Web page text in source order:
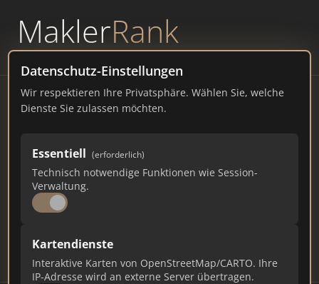
MaklerRank
powered byWAVEPOINT
Datenschutz-Einstellungen
Wir respektieren Ihre Privatsphäre. Wählen Sie, welche
Dienste Sie zulassen möchten.
Essentiell (erforderlich)
Technisch notwendige Funktionen wie Session-
Verwaltung.
Kartendienste
Interaktive Karten von OpenStreetMap/CARTO. Ihre
IP-Adresse wird an externe Server übertragen.
Immobilienmakler
Zorneding – Ranking Juli
2026
BAYERN8.528 EINWOHNER
82
Makler Makler-Keywords